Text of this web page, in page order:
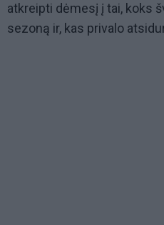
atkreipti dėmesį į tai, koks
sezoną ir, kas privalo